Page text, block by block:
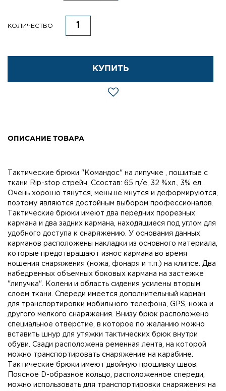
КОЛИЧЕСТВО
КУПИТЬ
ОПИСАНИЕ ТОВАРА
Тактические брюки "Командос" на липучке , пошитые с
ткани Rip-stop стрейч. Ссостав: 65 п/е, 32 %хл., 3% ел.
Очень хорошо тянутся, меньше мнутся и деформируются,
поэтому являются достойным выбором профессионалов.
Тактические брюки имеют два передних прорезных
кармана и два задних кармана, находящиеся под углом для
удобного доступа к снаряжению. У основания данных
карманов расположены накладки из основного материала,
которые предотвращают износ кармана во время
ношения снаряжения (ножа, фонаря и т.п.) на клипсе. Два
набедренных объемных боковых кармана на застежке
"липучка". Колени и область сидения усилены вторым
слоем ткани. Спереди имеется дополнительный карман
для транспортировки мобильного телефона, GPS, ножа и
другого мелкого снаряжения. Внизу брюк расположено
специальное отверстие, в которое по желанию можно
вставить шнур для утяжки тактических брюк внутри
обуви. Сзади расположена ременная лента, на которой
можно транспортировать снаряжение на карабине.
Тактические брюки имеют двойную прошивку швов.
Поясное D-образное кольцо, расположенное спереди,
можно использовать для транспортировки снаряжения на